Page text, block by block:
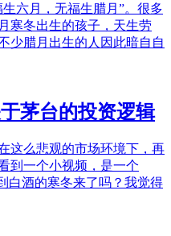
六月，无福生腊月”。很多
寒冬出生的孩子，天生劳
少腊月出生的人因此暗自自
茅台的投资逻辑
这么悲观的市场环境下，再
到一个小视频，是一个
白酒的寒冬来了吗？我觉得